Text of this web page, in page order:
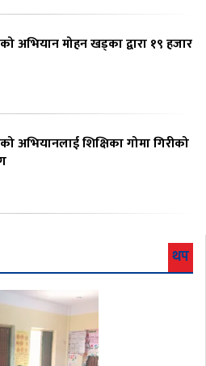
अभियान मोहन खड्का द्वारा १९ हजार
अभियानलाई शिक्षिका गोमा गिरीको
थप